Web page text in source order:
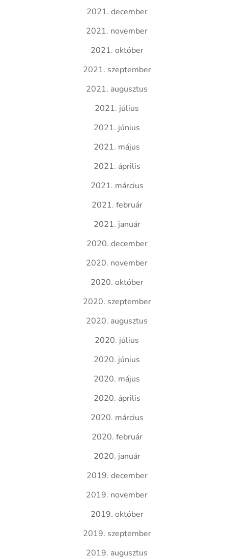
2021. december
2021. november
2021. október
2021. szeptember
2021. augusztus
2021. július
2021. június
2021. május
2021. április
2021. március
2021. február
2021. január
2020. december
2020. november
2020. október
2020. szeptember
2020. augusztus
2020. július
2020. június
2020. május
2020. április
2020. március
2020. február
2020. január
2019. december
2019. november
2019. október
2019. szeptember
2019. augusztus